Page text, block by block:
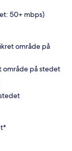
50+ mbps)
område på
område på stedet